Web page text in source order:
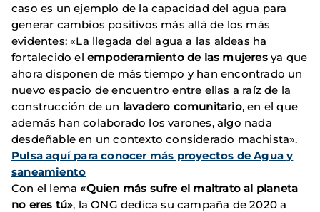
caso es un ejemplo de la capacidad del agua para
generar cambios positivos más allá de los más
evidentes: «La llegada del agua a las aldeas ha
fortalecido el empoderamiento de las mujeresya que
ahora disponen de más tiempo y han encontrado un
nuevo espacio de encuentro entre ellas a raíz de la
construcción de un lavadero comunitario, en el que
además han colaborado los varones, algo nada
desdeñable en un contexto considerado machista».
Pulsa aquí para conocer más proyectos de Agua y
saneamiento
Con el lema«Quien más sufre el maltrato al planeta
no eres tú», la ONG dedica su campaña de 2020 a